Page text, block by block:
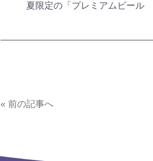
夏限定の「プレミアムビール
« 前の記事へ